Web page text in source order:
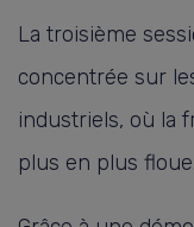
La troisième
concentrée sur
industriels, où la
plus en plus floue.